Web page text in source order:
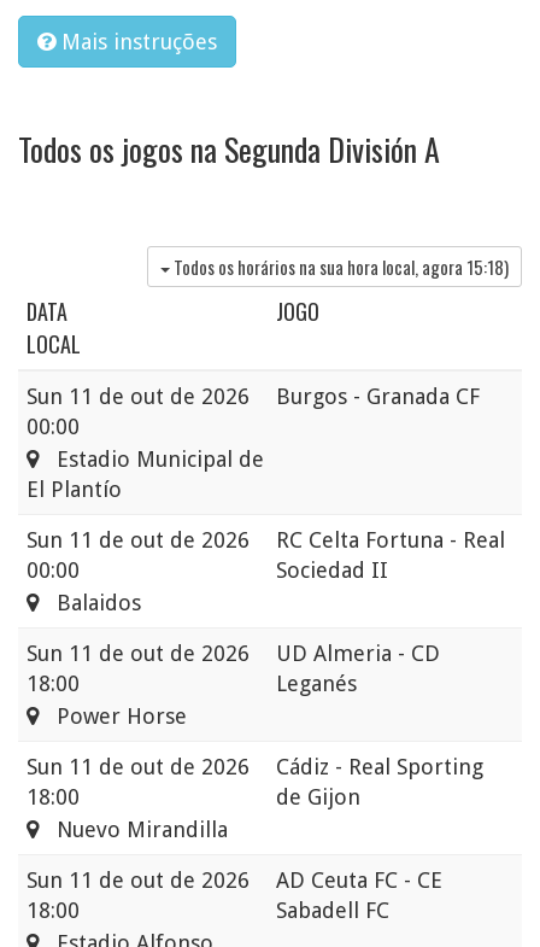
Mais instruções
Todos os jogos na Segunda División A
Todos os horários na sua hora local, agora 15:18)
DATA
JOGO
LOCAL
Sun 11 de out de 2026
00:00
Burgos - Granada CF
Estadio Municipal de
El Plantío
Sun 11 de out de 2026
00:00
RC Celta Fortuna - Real
Sociedad II
Balaidos
Sun 11 de out de 2026
18:00
UD Almeria - CD
Leganés
Power Horse
Sun 11 de out de 2026
18:00
Cádiz - Real Sporting
de Gijon
Nuevo Mirandilla
Sun 11 de out de 2026
18:00
AD Ceuta FC - CE
Sabadell FC